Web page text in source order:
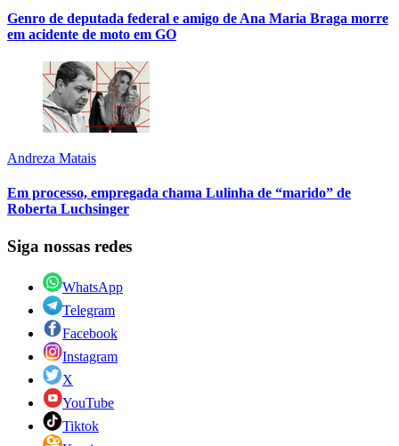
Genro de deputada federal e amigo de Ana Maria Braga morre
em acidente de moto em GO
Andreza Matais
Em processo, empregada chama Lulinha de “marido” de
Roberta Luchsinger
Siga nossas redes
WhatsApp
Telegram
Facebook
Instagram
X
YouTube
Tiktok